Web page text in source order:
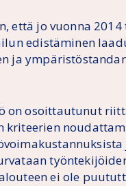
että jo vuonna
edistäminen
ja
on osoittautunut
kriteerien
ei ole